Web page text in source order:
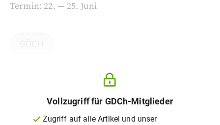
Termin: 22. — 25. Juni
Vollzugriff für GDCh-Mitglieder
Zugriff auf alle Artikel und unser